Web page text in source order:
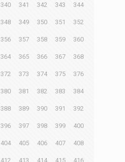
340 341 342 343 344
348 349 350 351 352
356 357 358 359 360
364 365 366 367 368
372 373 374 375 376
380 381 382 383 384
388 389 390 391 392
396 397 398 399 400
404 405 406 407 408
412 413 414 415 416